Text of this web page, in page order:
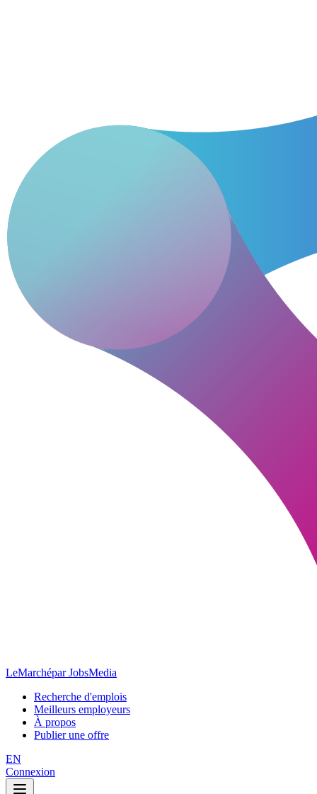
LeMarchépar JobsMedia
Recherche d'emplois
Meilleurs employeurs
À propos
Publier une offre
EN
Connexion